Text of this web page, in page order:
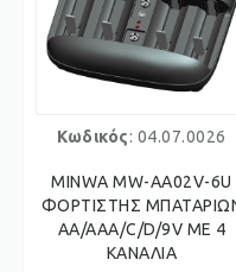
Κωδικός: 04.07.0026
MINWA MW-AA02V-6U
ΦΟΡΤΙΣΤΗΣ
AA/AAA/C/D/9V ΜΕ 4
ΚΑΝΑΛΙΑ